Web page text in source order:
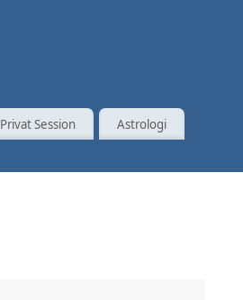
Privat Session
Astrologi